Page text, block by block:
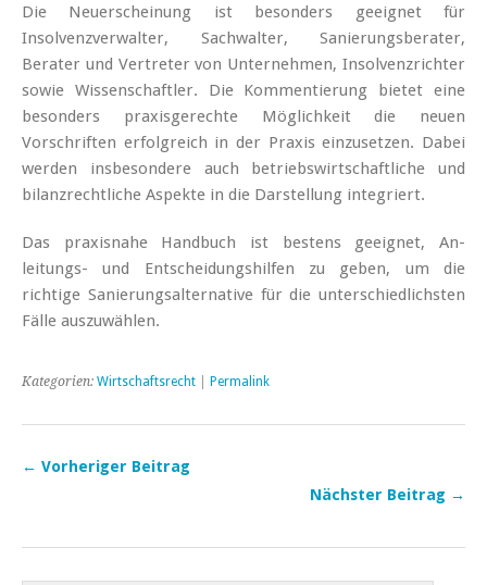
Die Neuerscheinung ist besonders geeignet für
Insolvenzverwalter, Sachwalter, Sanierungsberater,
Berater und Vertreter von Unternehmen, Insolvenzrichter
sowie Wissenschaftler. Die Kommentierung bietet eine
besonders praxisgerechte Möglichkeit die neuen
Vorschriften erfolgreich in der Praxis einzusetzen. Dabei
werden insbesondere auch betriebswirtschaftliche und
bilanzrechtliche Aspekte in die Darstellung integriert.
Das praxisnahe Handbuch ist bestens geeignet, An­
leitungs- und Entscheidungshilfen zu geben, um die
richtige Sanierungs­alternative für die unterschiedlichsten
Fälle auszuwählen.
Kategorien: Wirtschaftsrecht Permalink
← Vorheriger Beitrag
Nächster Beitrag →